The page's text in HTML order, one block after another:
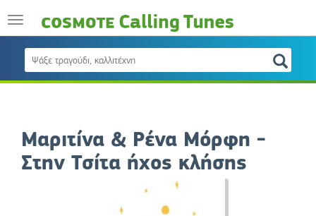
Μαριτίνα & Ρένα Μόρφη -
Στην Τσίτα ήχος κλήσης